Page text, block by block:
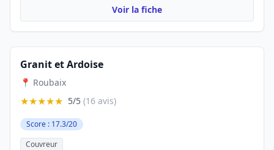
Voir la fiche
Granit et Ardoise
📍 Roubaix
★★★★★ 5/5 (16 avis)
Score : 17.3/20
Couvreur